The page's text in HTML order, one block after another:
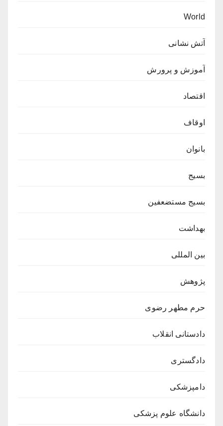
World
آتش نشانی
آموزش و پرورش
اقتصاد
اوقاف
بانوان
بسیج
بسیج مستضعفین
بهداشت
بین المللی
پژوهش
حرم مطهر رضوی
دادستانی انقلاب
دادگستری
دامپزشکی
دانشگاه علوم پزشکی